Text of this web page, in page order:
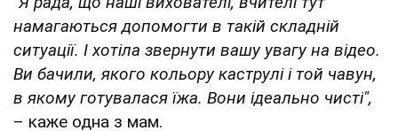
намагаються допомогти в такій складній
ситуації. І хотіла звернути вашу увагу на відео.
Ви бачили, якого кольору каструлі і той чавун,
в якому готувалася їжа. Вони ідеально чисті",
– каже одна з мам.